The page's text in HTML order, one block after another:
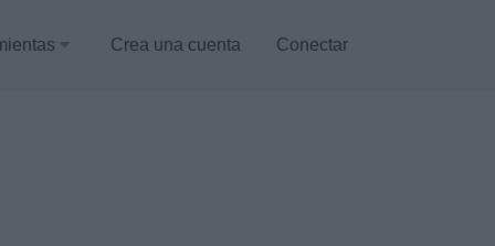
Crea una cuenta Conectar